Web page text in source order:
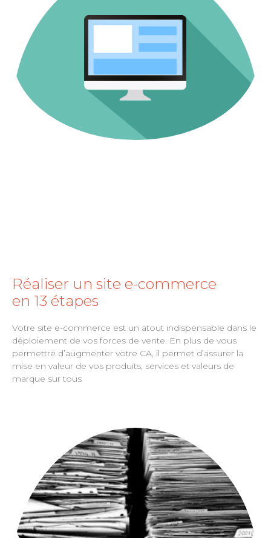
Réaliser un site e-commerce
en 13 étapes
Votre site e-commerce est un atout indispensable dans le
déploiement de vos forces de vente. En plus de vous
permettre d’augmenter votre CA, il permet d’assurer la
mise en valeur de vos produits, services et valeurs de
marque sur tous